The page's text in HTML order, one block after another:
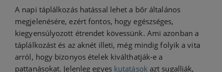
A napi táplálkozás hatással lehet a bőr általános
megjelenésére, ezért fontos, hogy egészséges,
kiegyensúlyozott étrendet kövessünk. Ami azonban a
táplálkozást és az aknét illeti, még mindig folyik a vita
arról, hogy bizonyos ételek kiválthatják-e a
pattanásokat. Jelenleg egyes kutatásokazt sugallják,